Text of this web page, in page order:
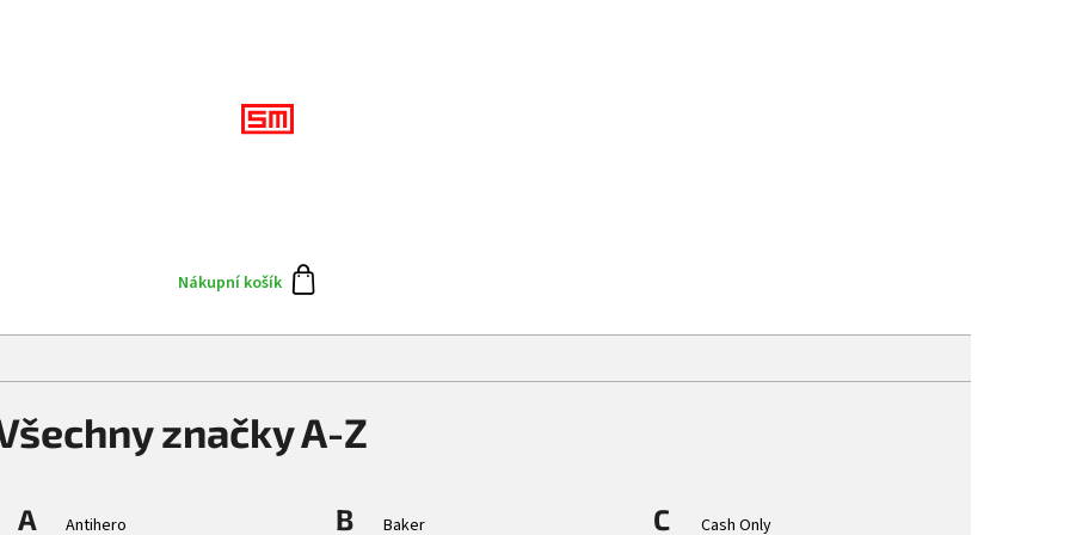
Skate team
Nákupní košík
značky A-Z
A
Antihero
B
Baker
C
Cash Only